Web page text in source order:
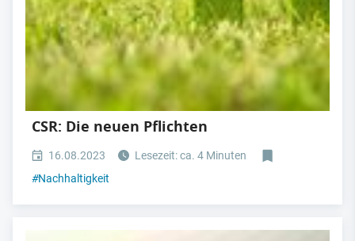
CSR: Die neuen Pflichten
16.08.2023
Lesezeit: ca. 4 Minuten
#Nachhaltigkeit